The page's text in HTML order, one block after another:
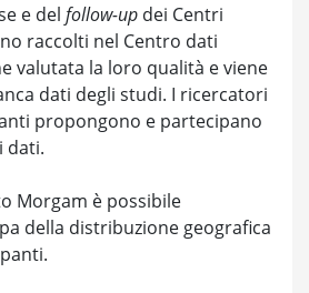
e del follow-up dei Centri
raccolti nel Centro dati
valutata la loro qualità e viene
dati degli studi. I ricercatori
propongono e partecipano
dati.
Morgam è possibile
della distribuzione geografica